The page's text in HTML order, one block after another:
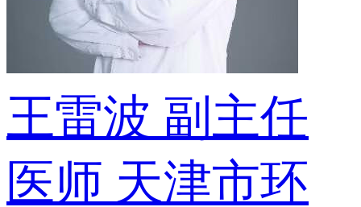
王雷波 副主任
医师 天津市环